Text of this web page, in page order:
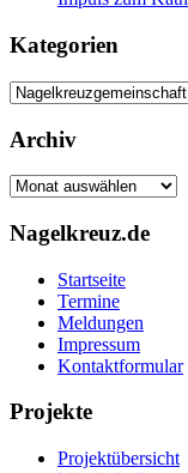
Kategorien
Kategorien
Archiv
Archiv
Nagelkreuz.de
Startseite
Termine
Meldungen
Impressum
Kontaktformular
Projekte
Projektübersicht